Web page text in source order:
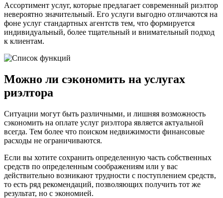
Ассортимент услуг, которые предлагает современный риэлтор
невероятно значительный. Его услуги выгодно отличаются на
фоне услуг стандартных агентств тем, что формируется
индивидуальный, более тщательный и внимательный подход
к клиентам.
Можно ли сэкономить на услугах
риэлтора
Ситуации могут быть различными, и лишняя возможность
сэкономить на оплате услуг риэлтора является актуальной
всегда. Тем более что поиском недвижимости финансовые
расходы не ограничиваются.
Если вы хотите сохранить определенную часть собственных
средств по определенным соображениям или у вас
действительно возникают трудности с поступлением средств,
то есть ряд рекомендаций, позволяющих получить тот же
результат, но с экономией.